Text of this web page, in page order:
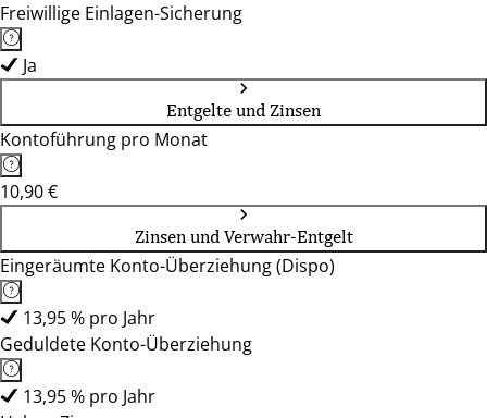
Freiwillige Einlagen-Sicherung
Ja
Entgelte und Zinsen
Kontoführung pro Monat
10,90 €
Zinsen und Verwahr-Entgelt
Eingeräumte Konto-Überziehung (Dispo)
13,95 % pro Jahr
Geduldete Konto-Überziehung
13,95 % pro Jahr